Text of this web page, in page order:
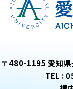
〒480-1195 愛知県
TEL :